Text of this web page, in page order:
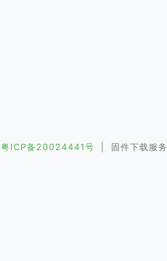
粤ICP备20024441号 | 固件下载服